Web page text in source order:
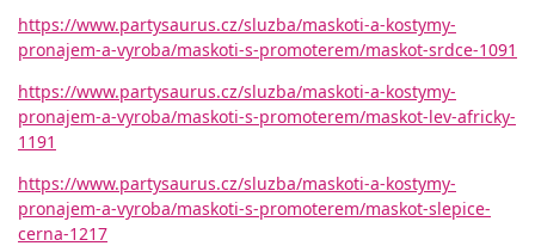
https://www.partysaurus.cz/sluzba/maskoti-a-kostymy-
pronajem-a-vyroba/maskoti-s-promoterem/maskot-srdce-1091
https://www.partysaurus.cz/sluzba/maskoti-a-kostymy-
pronajem-a-vyroba/maskoti-s-promoterem/maskot-lev-africky-
1191
https://www.partysaurus.cz/sluzba/maskoti-a-kostymy-
pronajem-a-vyroba/maskoti-s-promoterem/maskot-slepice-
cerna-1217